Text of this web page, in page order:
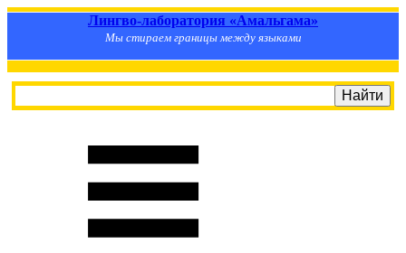
Лингво-лаборатория «Амальгама»
Мы стираем границы между языками